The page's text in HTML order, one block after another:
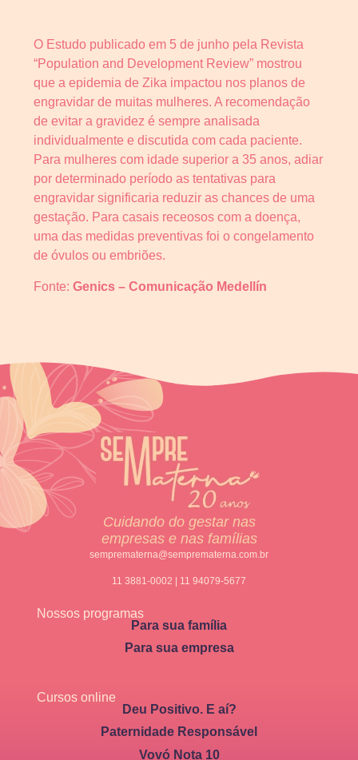
O Estudo publicado em 5 de junho pela Revista
“Population and Development Review” mostrou
que a epidemia de Zika impactou nos planos de
engravidar de muitas mulheres. A recomendação
de evitar a gravidez é sempre analisada
individualmente e discutida com cada paciente.
Para mulheres com idade superior a 35 anos, adiar
por determinado período as tentativas para
engravidar significaria reduzir as chances de uma
gestação. Para casais receosos com a doença,
uma das medidas preventivas foi o congelamento
de óvulos ou embriões.
Fonte: Genics – Comunicação Medellín
Cuidando do gestar nas
empresas e nas famílias
semprematerna@semprematerna.com.br
11 3881-0002 | 11 94079-5677
Nossos programas
Para sua família
Para sua empresa
Cursos online
Deu Positivo. E aí?
Paternidade Responsável
Vovó Nota 10